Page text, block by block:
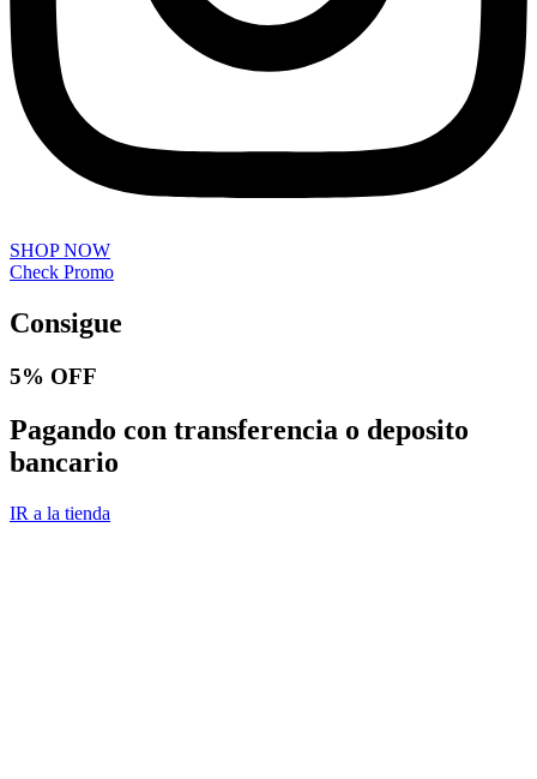
SHOP NOW
Check Promo
Consigue
5% OFF
Pagando con transferencia o deposito
bancario
IR a la tienda